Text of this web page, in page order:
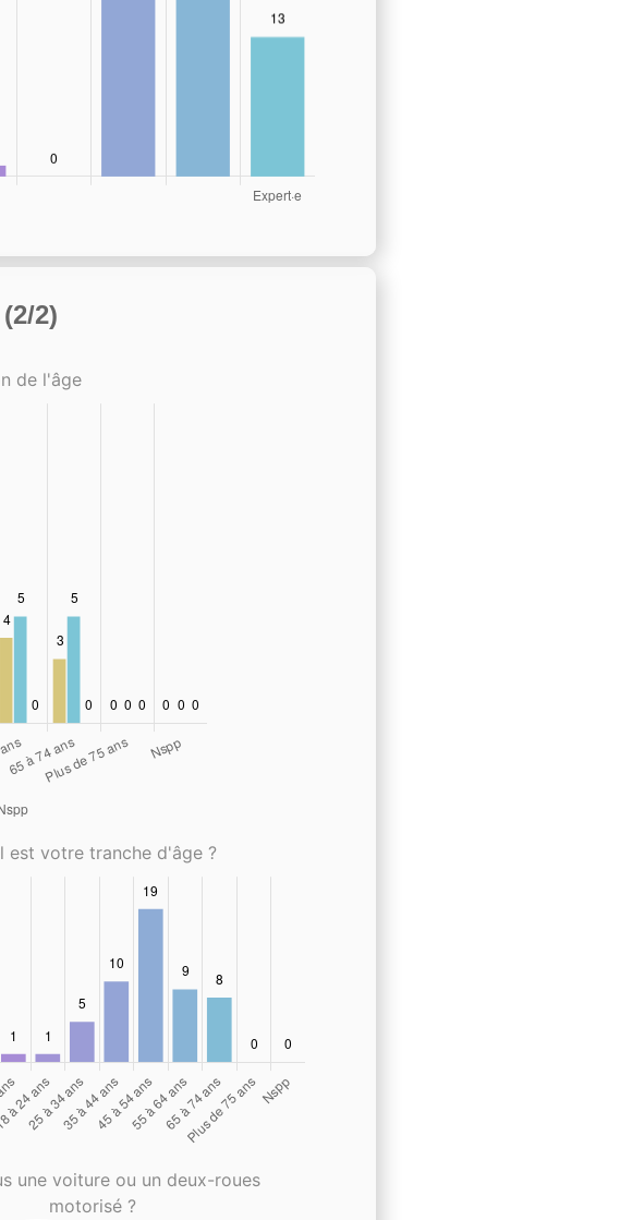
2)
de l'âge
est votre tranche d'âge ?
une voiture ou un deux-roues
motorisé ?